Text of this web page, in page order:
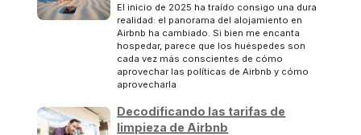
El inicio de 2025 ha traído consigo una dura
realidad: el panorama del alojamiento en
Airbnb ha cambiado. Si bien me encanta
hospedar, parece que los huéspedes son
cada vez más conscientes de cómo
aprovechar las políticas de Airbnb y cómo
aprovecharla
Decodificando las tarifas de
limpieza de Airbnb